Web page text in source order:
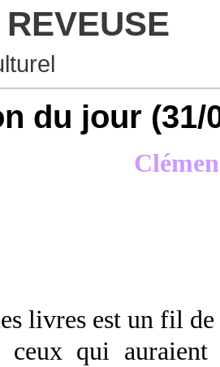
du jour (31/
livres est un fil
ceux qui